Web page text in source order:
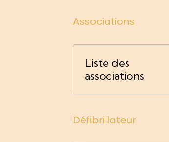
Associations
Liste des
associations
Défibrillateur